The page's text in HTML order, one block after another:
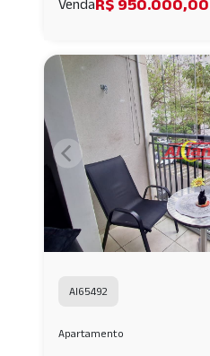
VendaR$ 950.000,00
AI65492
Apartamento